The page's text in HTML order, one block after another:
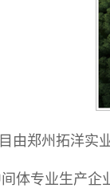
由郑州拓洋实
体专业生产企